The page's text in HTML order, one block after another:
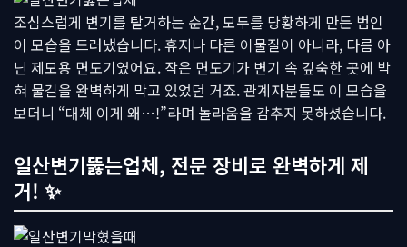
조심스럽게 변기를 탈거하는 순간, 모두를 당황하게 만든 범인
이 모습을 드러냈습니다. 휴지나 다른 이물질이 아니라, 다름 아
닌 제모용 면도기였어요. 작은 면도기가 변기 속 깊숙한 곳에 박
혀 물길을 완벽하게 막고 있었던 거죠. 관계자분들도 이 모습을
보더니 “대체 이게 왜…!”라며 놀라움을 감추지 못하셨습니다.
일산변기뚫는업체, 전문 장비로 완벽하게 제
거! ✨